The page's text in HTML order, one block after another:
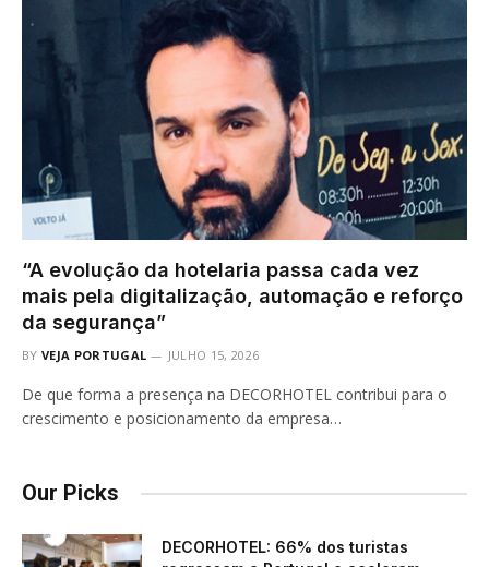
“A evolução da hotelaria passa cada vez
mais pela digitalização, automação e reforço
da segurança”
BY VEJA PORTUGAL JULHO 15, 2026
De que forma a presença na DECORHOTEL contribui para o
crescimento e posicionamento da empresa…
Our Picks
DECORHOTEL: 66% dos turistas